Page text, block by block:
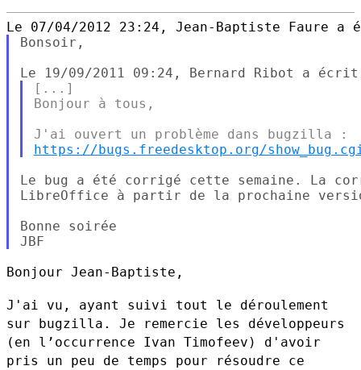
Bonsoir,
[...]
Bonjour à tous,
https://bugs.freedesktop.org/
Le bug a été corrigé cette semaine. La
LibreOffice à partir de la prochaine
Bonne soirée
Bonjour Jean-Baptiste,
J'ai vu, ayant suivi tout le déroulement
sur bugzilla. Je remercie les développeurs
(en l’occurrence Ivan Timofeev) d'avoir
pris un peu de temps pour résoudre ce